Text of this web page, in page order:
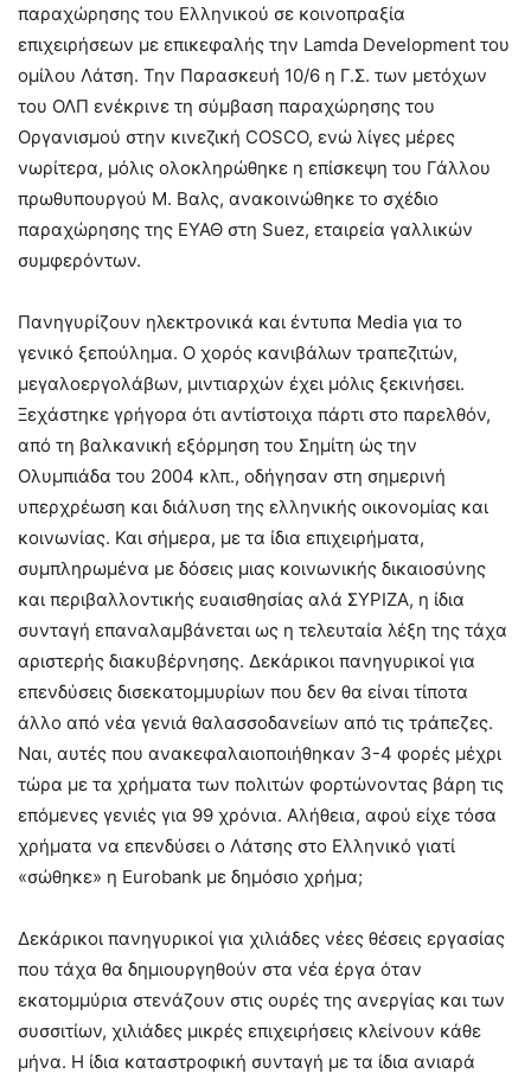
παραχώρησης του Ελληνικού σε κοινοπραξία
επιχειρήσεων με επικεφαλής την Lamda Development του
ομίλου Λάτση. Την Παρασκευή 10/6 η Γ.Σ. των μετόχων
του ΟΛΠ ενέκρινε τη σύμβαση παραχώρησης του
Οργανισμού στην κινεζική COSCO, ενώ λίγες μέρες
νωρίτερα, μόλις ολοκληρώθηκε η επίσκεψη του Γάλλου
πρωθυπουργού Μ. Βαλς, ανακοινώθηκε το σχέδιο
παραχώρησης της ΕΥΑΘ στη Suez, εταιρεία γαλλικών
συμφερόντων.
Πανηγυρίζουν ηλεκτρονικά και έντυπα Media για το
γενικό ξεπούλημα. Ο χορός κανιβάλων τραπεζιτών,
μεγαλοεργολάβων, μιντιαρχών έχει μόλις ξεκινήσει.
Ξεχάστηκε γρήγορα ότι αντίστοιχα πάρτι στο παρελθόν,
από τη βαλκανική εξόρμηση του Σημίτη ώς την
Ολυμπιάδα του 2004 κλπ., οδήγησαν στη σημερινή
υπερχρέωση και διάλυση της ελληνικής οικονομίας και
κοινωνίας. Και σήμερα, με τα ίδια επιχειρήματα,
συμπληρωμένα με δόσεις μιας κοινωνικής δικαιοσύνης
και περιβαλλοντικής ευαισθησίας αλά ΣΥΡΙΖΑ, η ίδια
συνταγή επαναλαμβάνεται ως η τελευταία λέξη της τάχα
αριστερής διακυβέρνησης. Δεκάρικοι πανηγυρικοί για
επενδύσεις δισεκατομμυρίων που δεν θα είναι τίποτα
άλλο από νέα γενιά θαλασσοδανείων από τις τράπεζες.
Ναι, αυτές που ανακεφαλαιοποιήθηκαν 3-4 φορές μέχρι
τώρα με τα χρήματα των πολιτών φορτώνοντας βάρη τις
επόμενες γενιές για 99 χρόνια. Αλήθεια, αφού είχε τόσα
χρήματα να επενδύσει ο Λάτσης στο Ελληνικό γιατί
«σώθηκε» η Eurobank με δημόσιο χρήμα;
Δεκάρικοι πανηγυρικοί για χιλιάδες νέες θέσεις εργασίας
που τάχα θα δημιουργηθούν στα νέα έργα όταν
εκατομμύρια στενάζουν στις ουρές της ανεργίας και των
συσσιτίων, χιλιάδες μικρές επιχειρήσεις κλείνουν κάθε
μήνα. Η ίδια καταστροφική συνταγή με τα ίδια ανιαρά